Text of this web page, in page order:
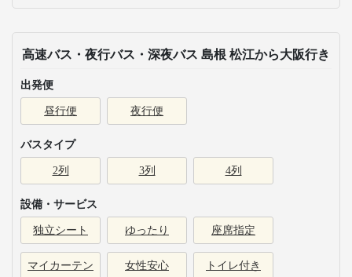
高速バス・夜行バス・深夜バス 島根 松江から大阪行き
出発便
昼行便 夜行便
バスタイプ
2列 3列 4列
設備・サービス
独立シート ゆったり 座席指定
マイカーテン 女性安心 トイレ付き